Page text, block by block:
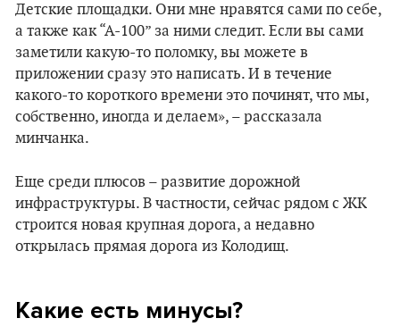
Детские площадки. Они мне нравятся сами по себе,
а также как “А-100” за ними следит. Если вы сами
заметили какую-то поломку, вы можете в
приложении сразу это написать. И в течение
какого-то короткого времени это починят, что мы,
собственно, иногда и делаем», – рассказала
минчанка.
Еще среди плюсов – развитие дорожной
инфраструктуры. В частности, сейчас рядом с ЖК
строится новая крупная дорога, а недавно
открылась прямая дорога из Колодищ.
Какие есть минусы?